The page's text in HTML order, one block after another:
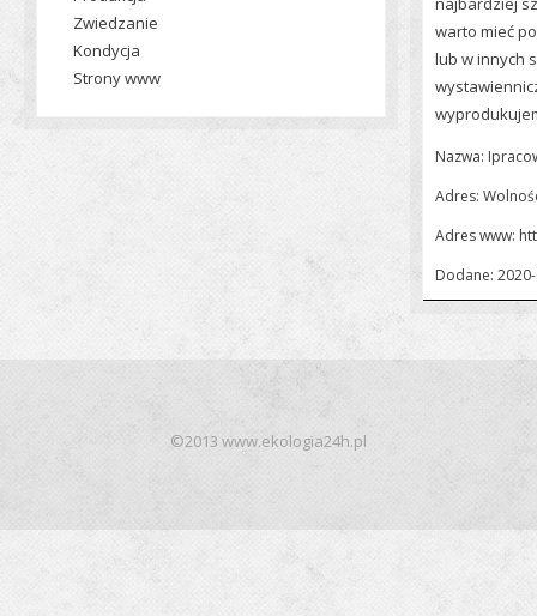
Zwiedzanie
Kondycja
Strony www
warto mieć
lub w innych
Nazwa:
Adres:
Adres www:
Dodane:
©2013 www.ekologia24h.pl